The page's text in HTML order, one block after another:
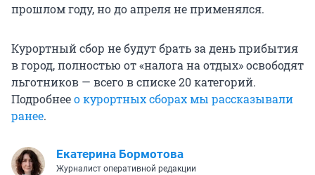
прошлом году, но до апреля не применялся.
Курортный сбор не будут брать за день прибытия
в город, полностью от «налога на отдых» освободят
льготников — всего в списке 20 категорий.
Подробнеео курортных сборах мы рассказывали
ранее.
Екатерина Бормотова
Журналист оперативной редакции